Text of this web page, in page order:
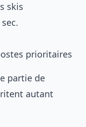
skis
prioritaires
partie de
autant